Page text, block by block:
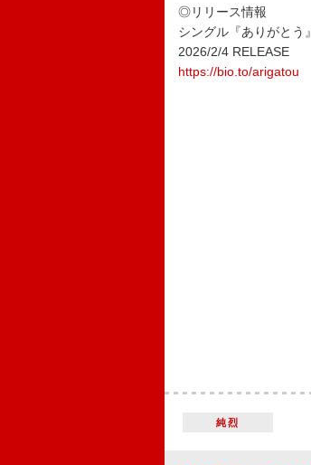
◎リリース情報
シングル『ありがとう』
2026/2/4 RELEASE
https://bio.to/arigatou
純烈